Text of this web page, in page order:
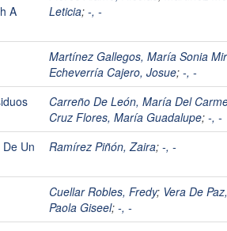
A
Leticia; -, -
Martínez Gallegos, María Sonia
Echeverría Cajero, Josue; -, -
Carreño De León, María Del
Cruz Flores, María Guadalupe; -, -
Un
Ramírez Piñón, Zaira; -, -
Cuellar Robles, Fredy; Vera De Paz,
Paola Giseel; -, -